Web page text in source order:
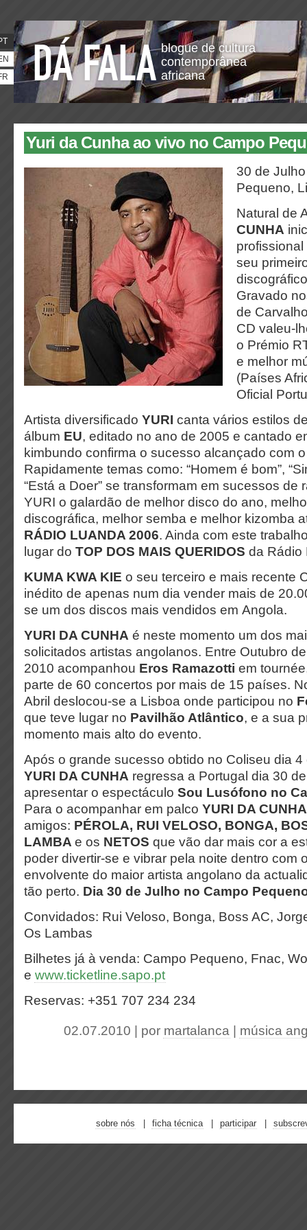
blogue de cultura
contemporânea
africana
Yuri da Cunha ao vivo no Campo
30 de
Pequeno,
Natural de
CUNHA
seu
Gravado
de
CD valeu-
o Prémio
e melhor
(Países
Oficial
Artista diversificado YURI canta vários estilos
álbum EU, editado no ano de 2005 e cantado
kimbundo confirma o sucesso alcançado com
Rapidamente temas como: “Homem é bom”,
“Está a Doer” se transformam em sucessos de
YURI o galardão de melhor disco do ano,
discográfica, melhor semba e melhor kizomba
RÁDIO LUANDA 2006. Ainda com este
lugar do TOP DOS MAIS QUERIDOS da Rádio
KUMA KWA KIE o seu terceiro e mais recente
inédito de apenas num dia vender mais de
se um dos discos mais vendidos em Angola.
YURI DA CUNHA é neste momento um dos
solicitados artistas angolanos. Entre Outubro
2010 acompanhou Eros Ramazotti em
parte de 60 concertos por mais de 15 países.
Abril deslocou-se a Lisboa onde participou no
que teve lugar no Pavilhão Atlântico, e a sua
momento mais alto do evento.
Após o grande sucesso obtido no Coliseu dia
YURI DA CUNHA regressa a Portugal dia 30
apresentar o espectáculo Sou Lusófono no
Para o acompanhar em palco YURI DA CUNHA
amigos: PÉROLA, RUI VELOSO, BONGA,
LAMBA e os NETOS que vão dar mais cor a
poder divertir-se e vibrar pela noite dentro com
envolvente do maior artista angolano da
tão perto. Dia 30 de Julho no Campo
Convidados: Rui Veloso, Bonga, Boss AC,
Os Lambas
Bilhetes já à venda: Campo Pequeno, Fnac,
e www.ticketline.sapo.pt
Reservas: +351 707 234 234
02.07.2010 | por martalanca música
sobre nós ficha técnica participar